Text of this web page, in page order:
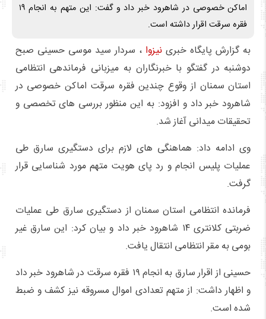
اماکن خصوصی در شاهرود خبر داد و گفت: این متهم به انجام ۱۹
فقره سرقت اقرار داشته است.
به گزارش پایگاه خبری نیزوا ، سردار سید موسی حسینی صبح
دوشنبه در گفتگو با خبرنگاران به میزبانی فرماندهی انتظامی
استان سمنان از وقوع چندین فقره سرقت اماکن خصوصی در
شاهرود خبر داد و افزود: به این منظور بررسی های تخصصی و
تحقیقات میدانی آغاز شد.
وی ادامه داد: هماهنگی های لازم برای دستگیری سارق طی
عملیات پلیس انجام و رد پای هویت متهم مورد شناسایی قرار
گرفت.
فرمانده انتظامی استان سمنان از دستگیری سارق طی عملیات
ضربتی کلانتری ۱۴ شاهرود خبر داد و بیان کرد: این سارق غیر
بومی به مقر انتظامی انتقال یافت.
حسینی از اقرار سارق به انجام ۱۹ فقره سرقت در شاهرود خبر داد
و اظهار داشت: از متهم تعدادی اموال مسروقه نیز کشف و ضبط
شده است.